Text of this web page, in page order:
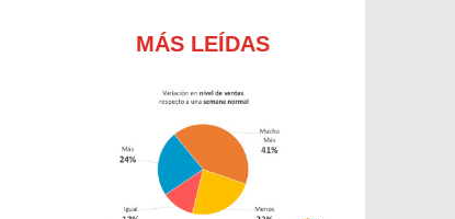
MÁS LEÍDAS